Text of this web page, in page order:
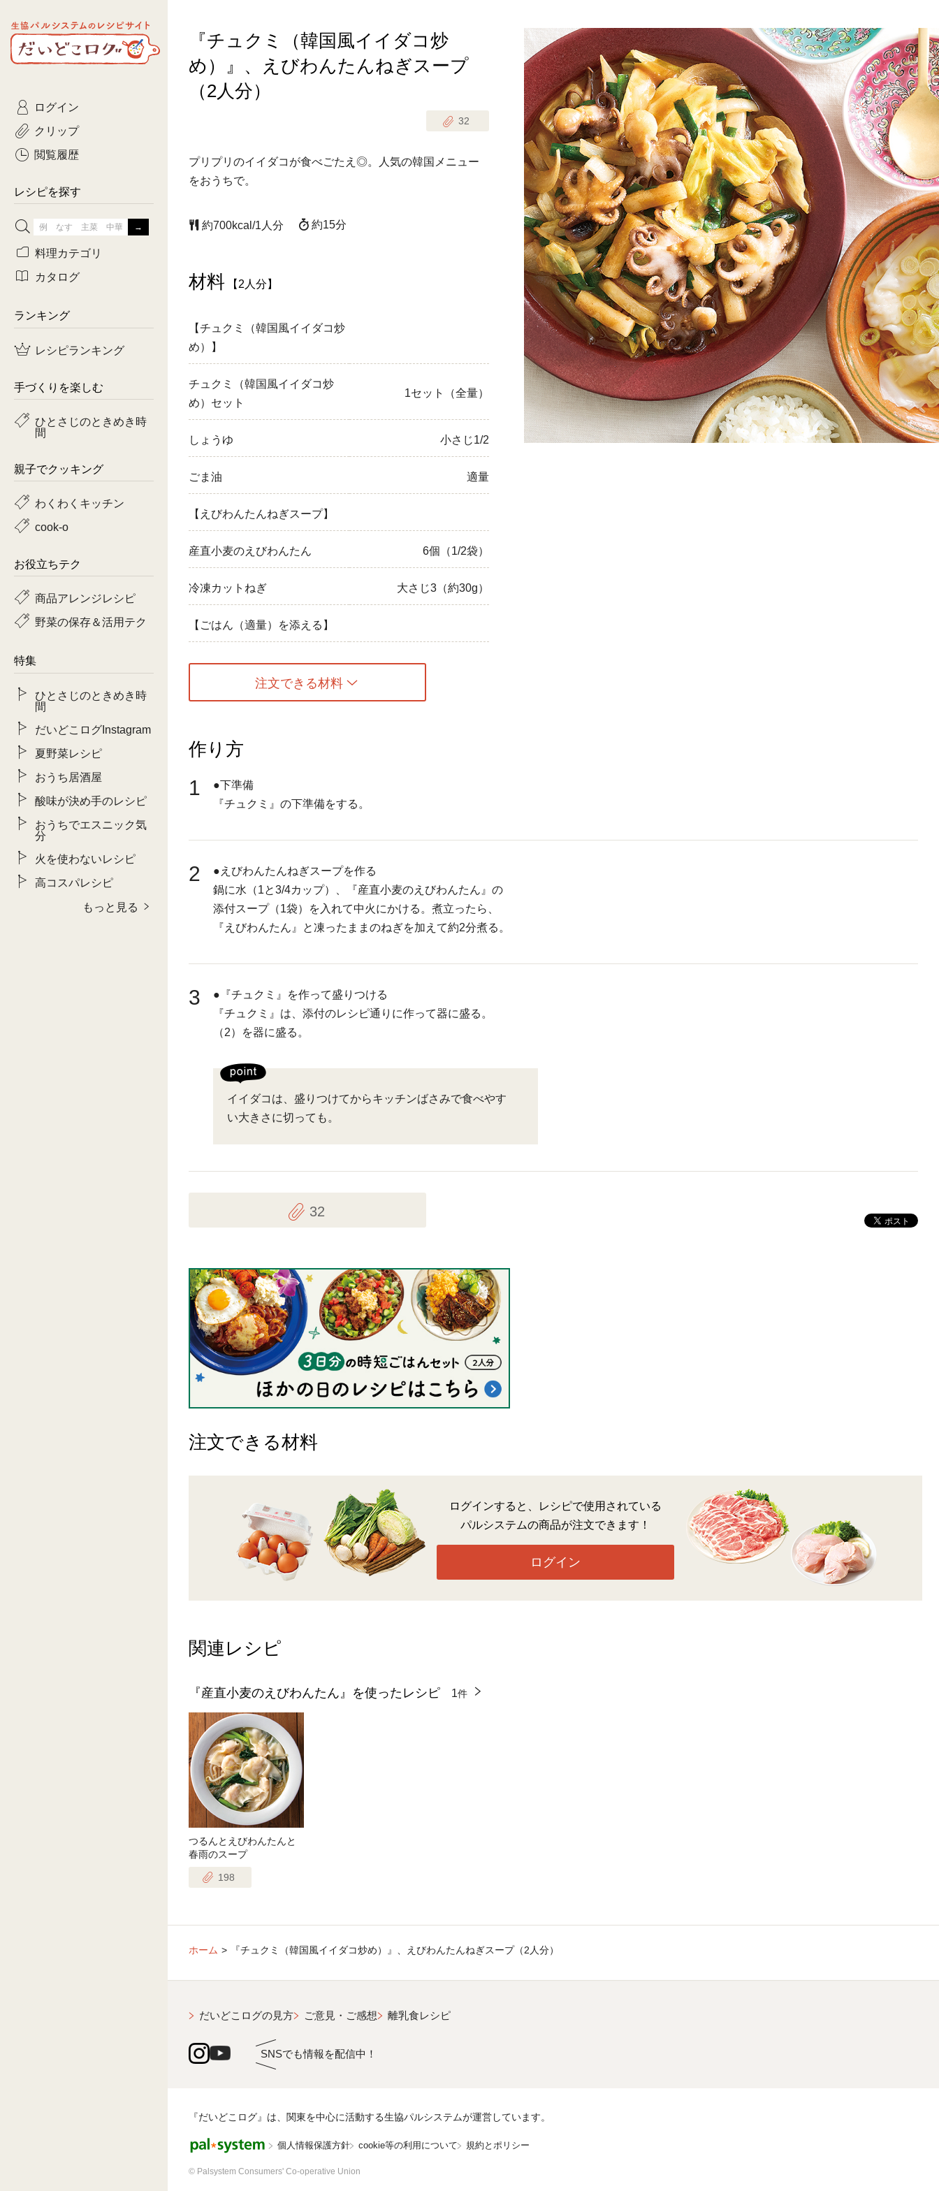
生協パルシステムのレシピ
サイト
だいどこログ
『チュクミ（韓国風イイダコ炒
め）』、えびわんたんねぎスープ
（2人分）
32
プリプリのイイダコが食べごたえ◎。人気の韓国メニュー
をおうちで。
約700kcal/1人分 約15分
材料 【2人分】
【チュクミ（韓国風イイダコ炒
め）】
チュクミ（韓国風イイダコ炒
め）セット
1セット（全量）
しょうゆ 小さじ1/2
ごま油 適量
【えびわんたんねぎスープ】
産直小麦のえびわんたん 6個（1/2袋）
冷凍カットねぎ 大さじ3（約30g）
【ごはん（適量）を添える】
注文できる材料
作り方
1
●下準備
『チュクミ』の下準備をする。
2
●えびわんたんねぎスープを作る
鍋に水（1と3/4カップ）、『産直小麦のえびわんたん』の
添付スープ（1袋）を入れて中火にかける。煮立ったら、
『えびわんたん』と凍ったままのねぎを加えて約2分煮る。
3
●『チュクミ』を作って盛りつける
『チュクミ』は、添付のレシピ通りに作って器に盛る。
（2）を器に盛る。
イイダコは、盛りつけてからキッチンばさみで食べやす
い大きさに切っても。
32
注文できる材料
ログインすると、レシピで使用されている
パルシステムの商品が注文できます！
ログイン
関連レシピ
『産直小麦のえびわんたん』を使ったレシピ 1 件
つるんとえびわんたんと
春雨のスープ
198
ホーム 『チュクミ（韓国風イイダコ炒め）』、えびわんたんねぎスープ（2人分）
だいどこログの見方 ご意見・ご感想 離乳食レシピ
SNSでも情報を配信中！
『だいどこログ』は、関東を中心に活動する生協パルシステムが運営しています。
個人情報保護方針 cookie等の利用について 規約とポリシー
© Palsystem Consumers' Co-operative Union
ログイン
クリップ
閲覧履歴
レシピを探す
ひとさじのときめき時間
農家生まれの野菜レシピ
1歳半からの幼児食
有賀薫さんのスープ
鶏肉
魚 アスパラガス
なす
料理カテゴリ
主菜 副菜
サラダ・あえもの 汁物
カタログ
コトコト
Kinari
ぷれーんぺいじ
乾物屋さん
ランキング
レシピランキング
手づくりを楽しむ
ひとさじのときめき時
間
親子でクッキング
わくわくキッチン
cook-o
お役立ちテク
商品アレンジレシピ
野菜の保存＆活用テク
特集
ひとさじのときめき時
間
だいどこログInstagram
夏野菜レシピ
おうち居酒屋
酸味が決め手のレシピ
おうちでエスニック気
分
火を使わないレシピ
高コスパレシピ
もっと見る